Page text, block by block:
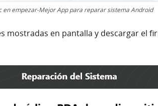
en empezar-Mejor App para reparar sistema Android
mostradas en pantalla y descargar el